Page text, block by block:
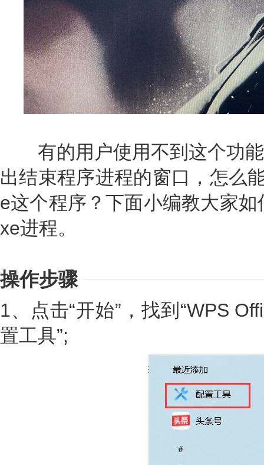
有的用户使用不到这个功能
出结束程序进程的窗口，怎么
e这个程序？下面小编教大家
xe进程。
操作步骤
1、点击“开始”，找到“WPS
置工具”;